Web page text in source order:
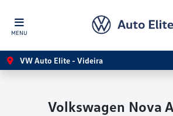
MENU
VW Auto Elite - Videira
Volkswagen Nova